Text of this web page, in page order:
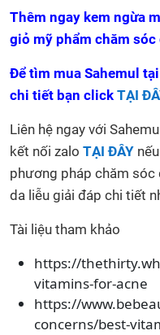
Thêm ngay kem ngừa
giỏ mỹ phẩm chăm sóc
Để tìm mua Sahemul
chi tiết bạn click TẠI
Liên hệ ngay với
kết nối zalo TẠI ĐÂY
phương pháp chăm sóc
da liễu giải đáp chi tiết
Tài liệu tham khảo
https://
vitamins-for-acne
https://
concerns/best-